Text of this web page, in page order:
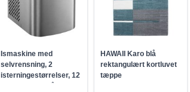
Ismaskine med
selvrensning, 2
isterningestørrelser, 12
kg/24 t - sølvgrå
HAWAII Karo blå
rektangulært kortluvet
tæppe